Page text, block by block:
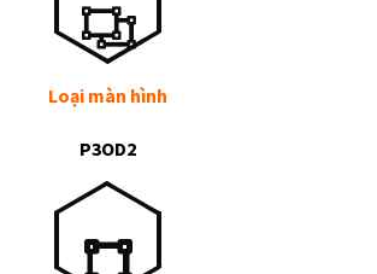
Loại màn hình
P3OD2